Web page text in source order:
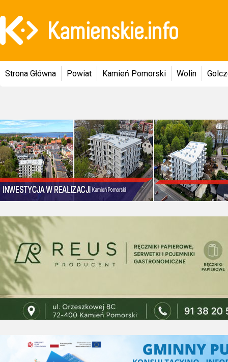
Strona Główna Powiat Kamień Pomorski Wolin